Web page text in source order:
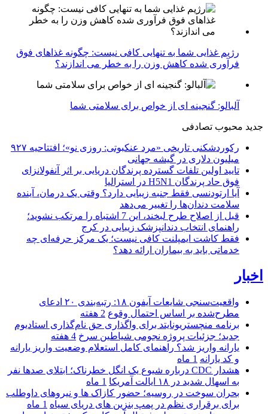
رژیم غذایی شما به تنهایی کافی نیست: چگونه غذاهای فوق
فرآوری شده کاهش وزن را به خطر می اندازند؟
آلبالو: گنجینه ای از خواص برای سلامتی شما
جدید محبوب تصادفی
رکوردشکنی تاریخی «مرد عنکبوتی: روزی نو»؛ افتتاحیه ۹۲۷
میلیون دلاری در گیشه جهانی
تایید اولین تلفات گسترده پرندگان دریایی بر اثر آنفولانزای
فوق حاد پرندگان H5N1 در استرالیا
آیا ارتودنسی فقط جنبه زیبایی دارد؟ وقتی یک درمان، آینده
سلامت دندان‌ها را تغییر می‌دهد
قبل از اصلاح طرح لبخند، این 7 اشتباه را مرتکب نشوید؛
راهنمای انتخاب دندانپزشک زیبایی در کرج
فقط کاشت ایمپلنت کافی نیست؛ یک مرکز حرفه‌ای چه
خدماتی باید به بیماران ارائه دهد؟
اخبار
واقعیت‌سنجی شایعات آیفون ۱۸: رتبه‌بندی ۲۰ ادعای
مطرح‌شده بر اساس احتمال وقوع 2 هفته
برنامه منچستریونایتد برای واگذاری حق نام‌گذاری استادیوم
جدید؛ جزئیات پروژه نجومی شیاطین سرخ 4 هفته
یارانه واریز شد؟ راهنمای کامل استعلام وضعیت واریز یارانه
و کد یارانه 1 ماه
هشدار CDC درباره شیوع یک انگل خطرناک؛ ابتلای صدها نفر
به اسهال شدید در ۱۸ ایالت آمریکا
1 ماه
بحران سوخت در روسیه؛ حضور کازاک‌ ها و نیروهای داوطلب
برای برقراری نظم در پمپ بنزین‌ های دریای سیاه 1 ماه